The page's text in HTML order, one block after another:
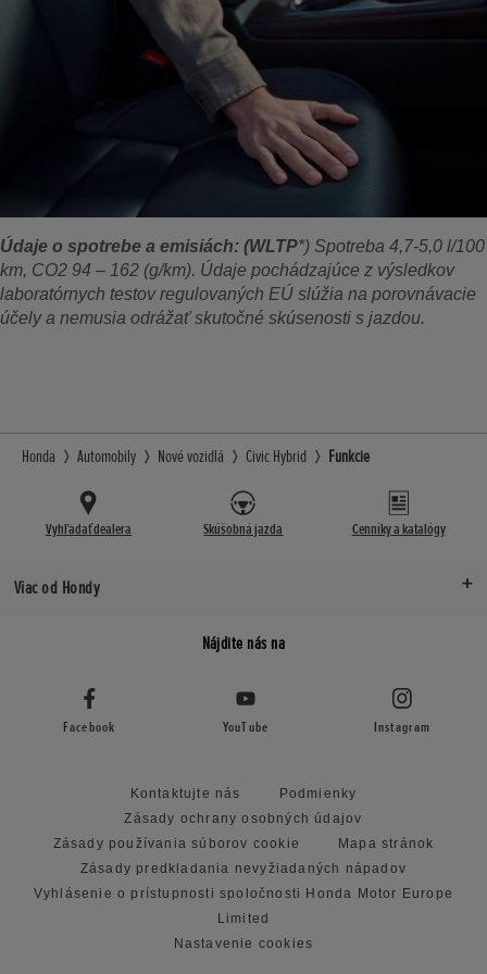
Údaje o spotrebe a emisiách: (WLTP*) Spotreba 4,7-5,0 l/100
km, CO2 94 – 162 (g/km). Údaje pochádzajúce z výsledkov
laboratórnych testov regulovaných EÚ slúžia na porovnávacie
účely a nemusia odrážať skutočné skúsenosti s jazdou.
Honda Automobily Nové vozidlá Civic Hybrid Funkcie
Vyhľadať dealera Skúšobná jazda Cenníky a katalógy
Viac od Hondy
Nájdite nás na
Facebook YouTube Instagram
Kontaktujte nás
Podmienky
Zásady ochrany osobných údajov
Zásady používania súborov cookie
Mapa stránok
Zásady predkladania nevyžiadaných nápadov
Vyhlásenie o prístupnosti spoločnosti Honda Motor Europe
Limited
Nastavenie cookies